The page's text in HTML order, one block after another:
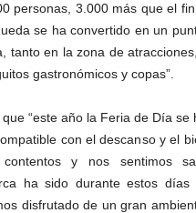
personas, 3.000 más que el
se ha convertido en un
tanto en la zona de
gastronómicos y copas”.
“este año la Feria de Día
con el descanso y el
contentos y nos sentimos
ha sido durante estos
disfrutado de un gran